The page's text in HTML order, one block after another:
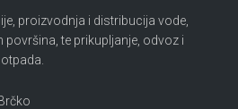
proizvodnja i distribucija vode,
površina, te prikupljanje, odvoz i